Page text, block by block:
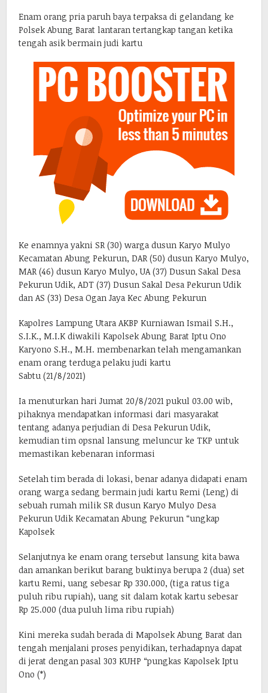
Enam orang pria paruh baya terpaksa di gelandang ke
Polsek Abung Barat lantaran tertangkap tangan ketika
tengah asik bermain judi kartu
Ke enamnya yakni SR (30) warga dusun Karyo Mulyo
Kecamatan Abung Pekurun, DAR (50) dusun Karyo Mulyo,
MAR (46) dusun Karyo Mulyo, UA (37) Dusun Sakal Desa
Pekurun Udik, ADT (37) Dusun Sakal Desa Pekurun Udik
dan AS (33) Desa Ogan Jaya Kec Abung Pekurun
Kapolres Lampung Utara AKBP Kurniawan Ismail S.H.,
S.I.K., M.I.K diwakili Kapolsek Abung Barat Iptu Ono
Karyono S.H., M.H. membenarkan telah mengamankan
enam orang terduga pelaku judi kartu
Sabtu (21/8/2021)
Ia menuturkan hari Jumat 20/8/2021 pukul 03.00 wib,
pihaknya mendapatkan informasi dari masyarakat
tentang adanya perjudian di Desa Pekurun Udik,
kemudian tim opsnal lansung meluncur ke TKP untuk
memastikan kebenaran informasi
Setelah tim berada di lokasi, benar adanya didapati enam
orang warga sedang bermain judi kartu Remi (Leng) di
sebuah rumah milik SR dusun Karyo Mulyo Desa
Pekurun Udik Kecamatan Abung Pekurun “ungkap
Kapolsek
Selanjutnya ke enam orang tersebut lansung kita bawa
dan amankan berikut barang buktinya berupa 2 (dua) set
kartu Remi, uang sebesar Rp 330.000, (tiga ratus tiga
puluh ribu rupiah), uang sit dalam kotak kartu sebesar
Rp 25.000 (dua puluh lima ribu rupiah)
Kini mereka sudah berada di Mapolsek Abung Barat dan
tengah menjalani proses penyidikan, terhadapnya dapat
di jerat dengan pasal 303 KUHP “pungkas Kapolsek Iptu
Ono (*)